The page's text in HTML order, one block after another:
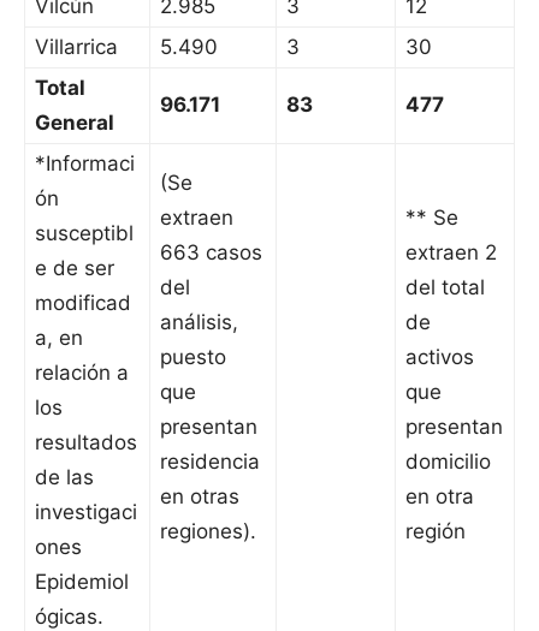
Vilcún 2.985 3
12
Villarrica
5.490 3
30
Total
General
96.171 83 477
*Informaci
ón
susceptibl
e de ser
modificad
a, en
relación a
los
resultados
de las
investigaci
ones
Epidemiol
ógicas.
(Se
extraen
663 casos
del
análisis,
puesto
que
presentan
residencia
en otras
regiones).
** Se
extraen 2
del total
de
activos
que
presentan
domicilio
en otra
región